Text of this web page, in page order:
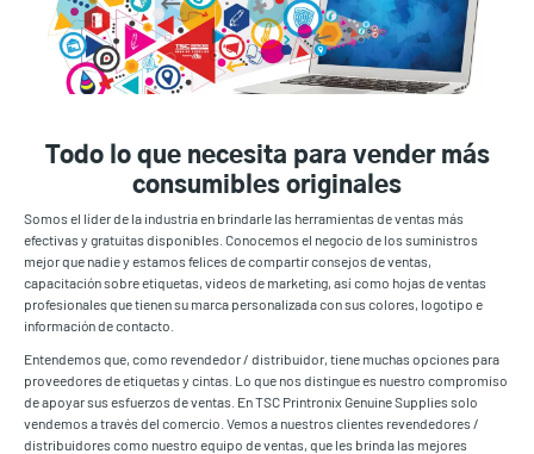
Todo lo que necesita para vender más
consumibles originales
Somos el líder de la industria en brindarle las herramientas de ventas más
efectivas y gratuitas disponibles. Conocemos el negocio de los suministros
mejor que nadie y estamos felices de compartir consejos de ventas,
capacitación sobre etiquetas, videos de marketing, así como hojas de ventas
profesionales que tienen su marca personalizada con sus colores, logotipo e
información de contacto.
Entendemos que, como revendedor / distribuidor, tiene muchas opciones para
proveedores de etiquetas y cintas. Lo que nos distingue es nuestro compromiso
de apoyar sus esfuerzos de ventas. En TSC Printronix Genuine Supplies solo
vendemos a través del comercio. Vemos a nuestros clientes revendedores /
distribuidores como nuestro equipo de ventas, que les brinda las mejores